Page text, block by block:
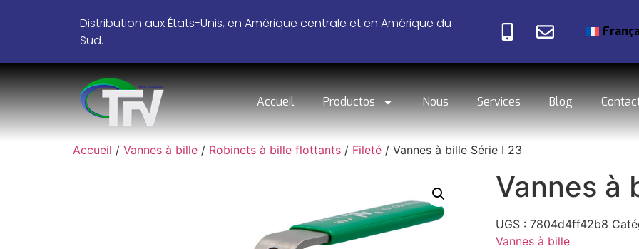
Distribution aux États-Unis, en Amérique centrale et en Amérique du
Sud.
Accueil Productos Nous Services Blog
Accueil / Vannes à bille / Robinets à bille flottants / Fileté / Vannes à bille Série I 23
Vannes à
UGS : 7804d4ff42b8
Vannes à bille